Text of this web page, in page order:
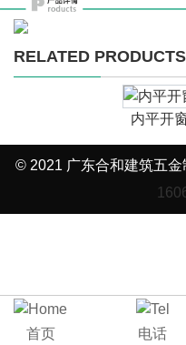
RELATED PRODUCTS
内平开
© 2021 广东合和建筑五
首页 电话